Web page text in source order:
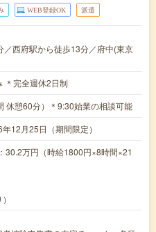
WEB登録OK 派遣
／西府駅から徒歩13分／府中(東京
完全週休2日制
休憩60分）＊9:30始業の相談可能
12月25日（期間限定）
万円（時給1800円×8時間×21